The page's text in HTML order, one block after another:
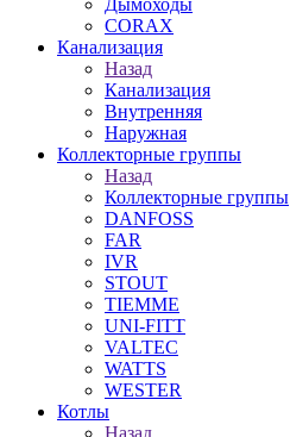
Дымоходы
CORAX
Канализация
Назад
Канализация
Внутренняя
Наружная
Коллекторные группы
Назад
Коллекторные группы
DANFOSS
FAR
IVR
STOUT
TIEMME
UNI-FITT
VALTEC
WATTS
WESTER
Котлы
Назад